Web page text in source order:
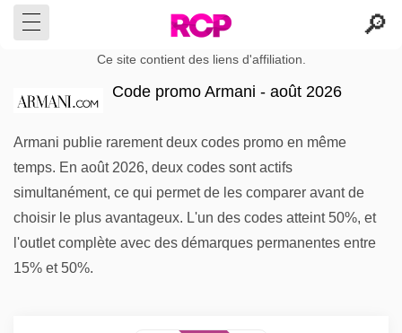
Ce site contient des liens d'affiliation.
Code promo Armani - août 2026
Armani publie rarement deux codes promo en même
temps. En août 2026, deux codes sont actifs
simultanément, ce qui permet de les comparer avant de
choisir le plus avantageux. L'un des codes atteint 50%, et
l'outlet complète avec des démarques permanentes entre
15% et 50%.